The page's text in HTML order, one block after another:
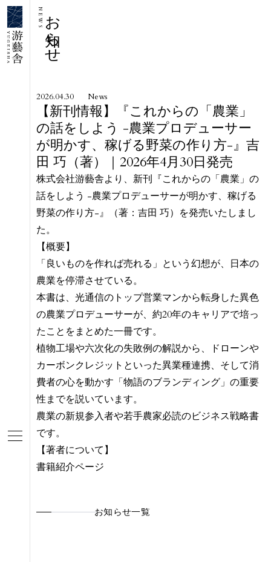
お知らせ
NEWS
2026.04.30 News
【新刊情報】『これからの「農業」
の話をしよう -農業プロデューサー
が明かす、稼げる野菜の作り方-』吉
田 巧（著）｜2026年4月30日発売
株式会社游藝舎より、新刊『これからの「農業」の
話をしよう -農業プロデューサーが明かす、稼げる
野菜の作り方-』（著：吉田 巧）を発売いたしまし
た。
【概要】
「良いものを作れば売れる」という幻想が、日本の
農業を停滞させている。
本書は、光通信のトップ営業マンから転身した異色
の農業プロデューサーが、約20年のキャリアで培っ
たことをまとめた一冊です。
植物工場や六次化の失敗例の解説から、ドローンや
カーボンクレジットといった異業種連携、そして消
費者の心を動かす「物語のブランディング」の重要
性までを説いています。
農業の新規参入者や若手農家必読のビジネス戦略書
です。
【著者について】
書籍紹介ページ
お知らせ一覧